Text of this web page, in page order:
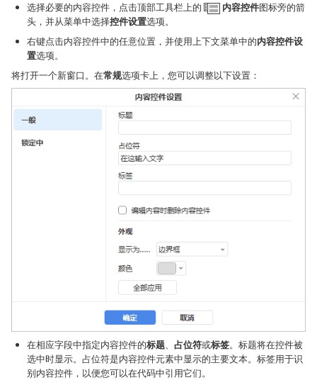
选择必要的内容控件，点击顶部工具栏上的
内容控件图标旁的箭
头，并从菜单中选择控件设置选项。
右键点击内容控件中的任意位置，并使用上下文菜单中的内容控件设
置选项。
将打开一个新窗口。在常规选项卡上，您可以调整以下设置：
在相应字段中指定内容控件的标题 占位符或标签。标题将在控件被
选中时显示。占位符是内容控件元素中显示的主要文本。标签用于识
别内容控件，以便您可以在代码中引用它们。